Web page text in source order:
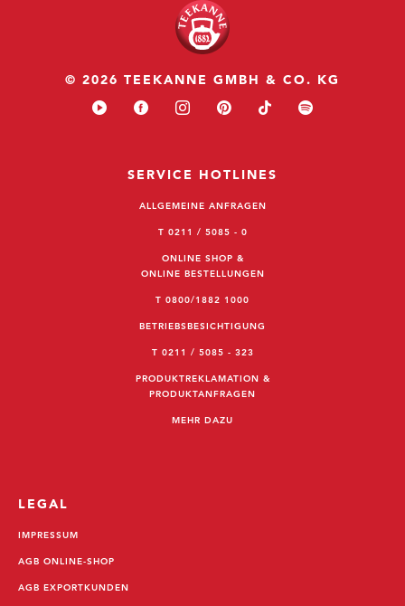
© 2026 TEEKANNE GMBH & CO. KG
SERVICE HOTLINES
ALLGEMEINE ANFRAGEN
T 0211 / 5085 - 0
ONLINE SHOP &
ONLINE BESTELLUNGEN
T 0800/1882 1000
BETRIEBSBESICHTIGUNG
T 0211 / 5085 - 323
PRODUKTREKLAMATION &
PRODUKTANFRAGEN
MEHR DAZU
LEGAL
IMPRESSUM
AGB ONLINE-SHOP
AGB EXPORTKUNDEN